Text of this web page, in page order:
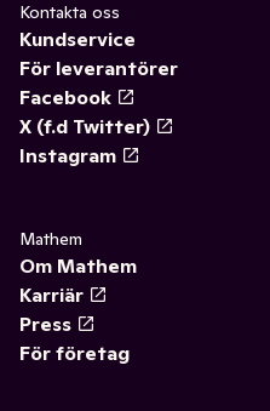
Kontakta oss
Kundservice
För leverantörer
Facebook
X (f.d Twitter)
Instagram
Mathem
Om Mathem
Karriär
Press
För företag